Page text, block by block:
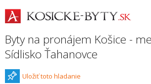
Byty na pronájem Košice -
Sídlisko Ťahanovce
Uložiť toto hladanie